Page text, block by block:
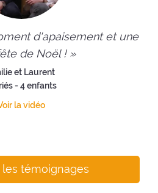
d'apaisement et une
de Noël ! »
et Laurent
- 4 enfants
la vidéo
les témoignages